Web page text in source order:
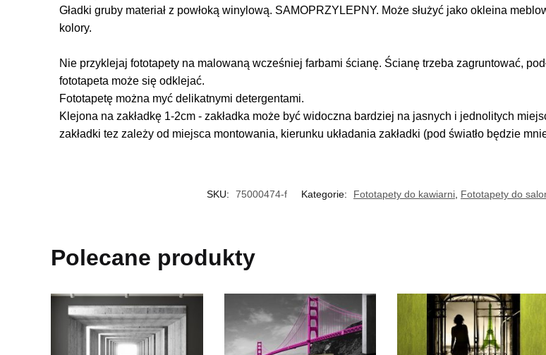
Gładki gruby materiał z powłoką winylową. SAMOPRZYLEPNY. Może służyć jako okleina
kolory.
Nie przyklejaj fototapety na malowaną wcześniej farbami ścianę. Ścianę trzeba zagruntować,
fototapeta może się odklejać.
Fototapetę można myć delikatnymi detergentami.
Klejona na zakładkę 1-2cm - zakładka może być widoczna bardziej na jasnych i jednolitych
zakładki tez zależy od miejsca montowania, kierunku układania zakładki (pod światło będzie
SKU: 75000474-f Kategorie: Fototapety do kawiarni Fototapety do
Polecane produkty